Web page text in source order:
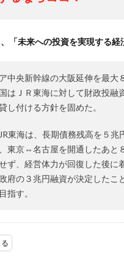
「未来への投資を実現する経
中央新幹線の大阪延伸を最大
はＪＲ東海に対して財政投融
し付ける方針を固めた。
東海は、長期債務残高を５兆
東京⇔名古屋を開通したあと
ず、経営体力が回復した後に
府の３兆円融資が決定したこ
指す。